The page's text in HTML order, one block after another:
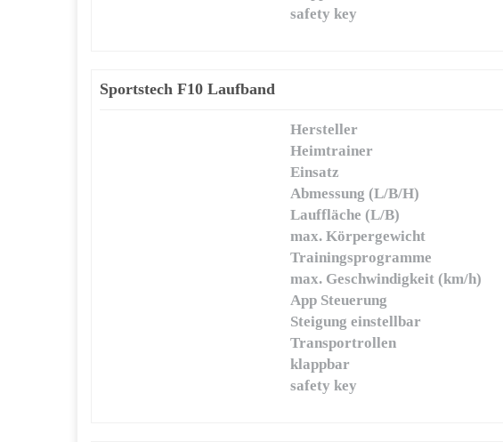
safety key
Sportstech F10 Laufband
Hersteller
Heimtrainer
Einsatz
Abmessung (L/B/H)
Lauffläche (L/B)
max. Körpergewicht
Trainingsprogramme
max. Geschwindigkeit (km/h)
App Steuerung
Steigung einstellbar
Transportrollen
klappbar
safety key